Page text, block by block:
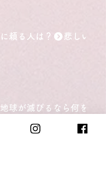
頼る人は？
球が滅びるなら何をする
う」と家族に言う